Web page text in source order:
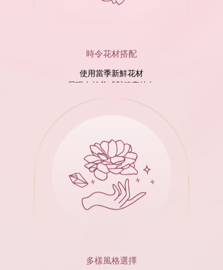
時令花材搭配
使用當季新鮮花材
展現自然美感與節慶特色
多樣風格選擇